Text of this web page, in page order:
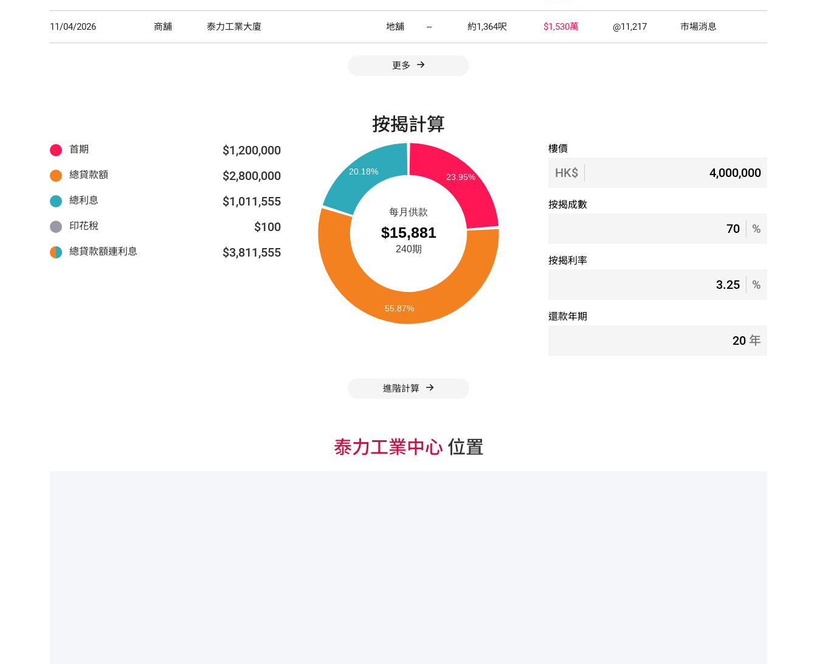
11/04/2026 商舖 泰力工業大廈 地舖 -- 約1,364呎 $1,530萬 @11,217 市場消息
更多
按揭計算
首期 $1,200,000
總貸款額 $2,800,000
總利息 $1,011,555
印花稅 $100
總貸款額連利息 $3,811,555
樓價
HK$
按揭成數
%
按揭利率
%
還款年期
年
進階計算
泰力工業中心 位置